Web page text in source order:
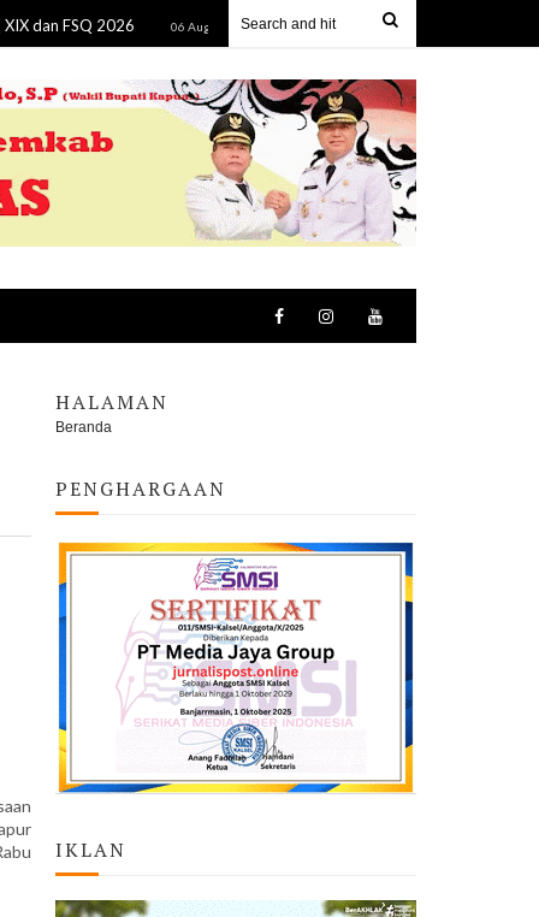
2026 06 Aug 2026 Bupati Seruyan Lepas Pawai Ta'aruf, Tandai
HALAMAN
Beranda
PENGHARGAAN
IKLAN